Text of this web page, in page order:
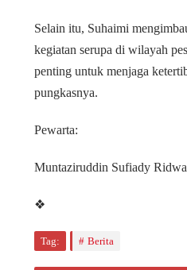
Selain itu, Suhaimi
kegiatan serupa di wilayah
penting untuk menjaga
pungkasnya.
Pewarta:
Muntaziruddin Sufiady
❖
Tag: Berita